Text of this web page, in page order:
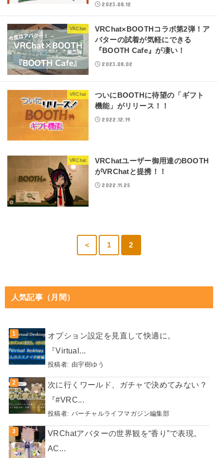
2023.08.12
VRChat
VRChat×BOOTHコラボ第2弾！ア
バターの試着が気軽にできる
『BOOTH Cafe』が凄い！
2023.08.02
VRChat
ついにBOOTHに待望の「ギフト
機能」がリリース！！
2022.12.19
VRChat
VRChatユーザー御用達のBOOTH
がVRChatと提携！！
2022.11.25
＜ 1 2
人気記事（月間）
オプション設定を見直して快適に。
『Virtual...
投稿者: 由宇樹ゆう
次に行くワールド、ガチャで決めてみない？
『#VRC...
投稿者: バーチャルライフマガジン編集部
VRChatアバターの世界観を“香り”で表現。
AC...